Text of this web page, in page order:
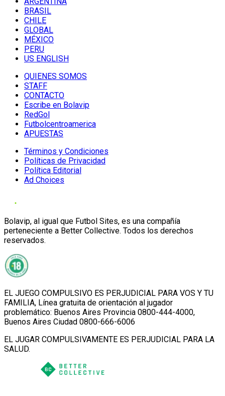
BRASIL
CHILE
GLOBAL
MÉXICO
PERU
US ENGLISH
QUIENES SOMOS
STAFF
CONTACTO
Escribe en Bolavip
RedGol
Futbolcentroamerica
APUESTAS
Términos y Condiciones
Políticas de Privacidad
Política Editorial
Ad Choices
Bolavip, al igual que Futbol Sites, es una compañía
perteneciente a Better Collective. Todos los derechos
reservados.
EL JUEGO COMPULSIVO ES PERJUDICIAL PARA VOS Y TU
FAMILIA, Línea gratuita de orientación al jugador
problemático: Buenos Aires Provincia 0800-444-4000,
Buenos Aires Ciudad 0800-666-6006
EL JUGAR COMPULSIVAMENTE ES PERJUDICIAL PARA LA
SALUD.